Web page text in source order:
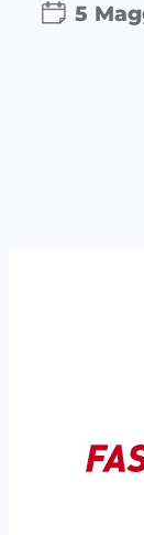
5